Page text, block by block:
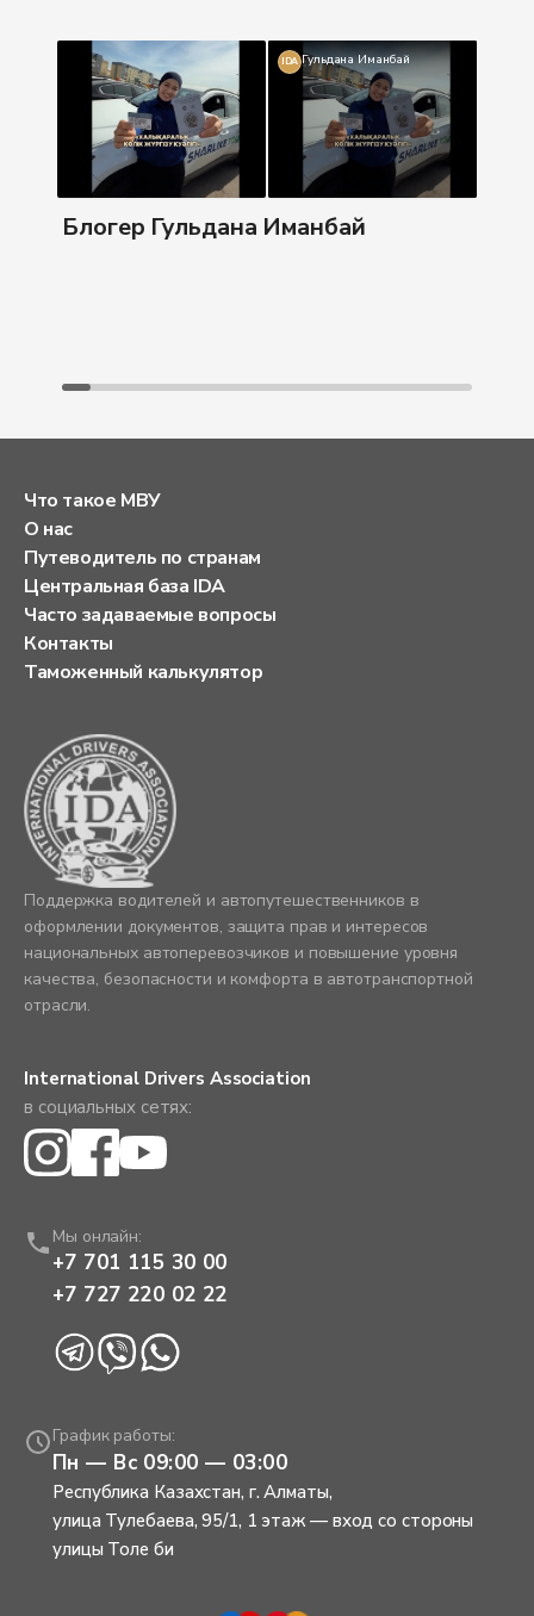
IDA Гульдана Иманбай
Блогер Гульдана Иманбай
Что такое МВУ
О нас
Путеводитель по странам
Центральная база IDA
Часто задаваемые вопросы
Контакты
Таможенный калькулятор
Поддержка водителей и автопутешественников в
оформлении документов, защита прав и интересов
национальных автоперевозчиков и повышение уровня
качества, безопасности и комфорта в автотранспортной
отрасли.
International Drivers Association
в социальных сетях:
Мы онлайн:
+7 701 115 30 00
+7 727 220 02 22
График работы:
Пн — Вс 09:00 — 03:00
Республика Казахстан, г. Алматы,
улица Тулебаева, 95/1, 1 этаж — вход со стороны
улицы Толе би